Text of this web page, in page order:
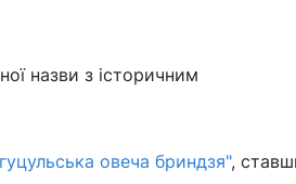
назви з історичним
овеча бриндзя",